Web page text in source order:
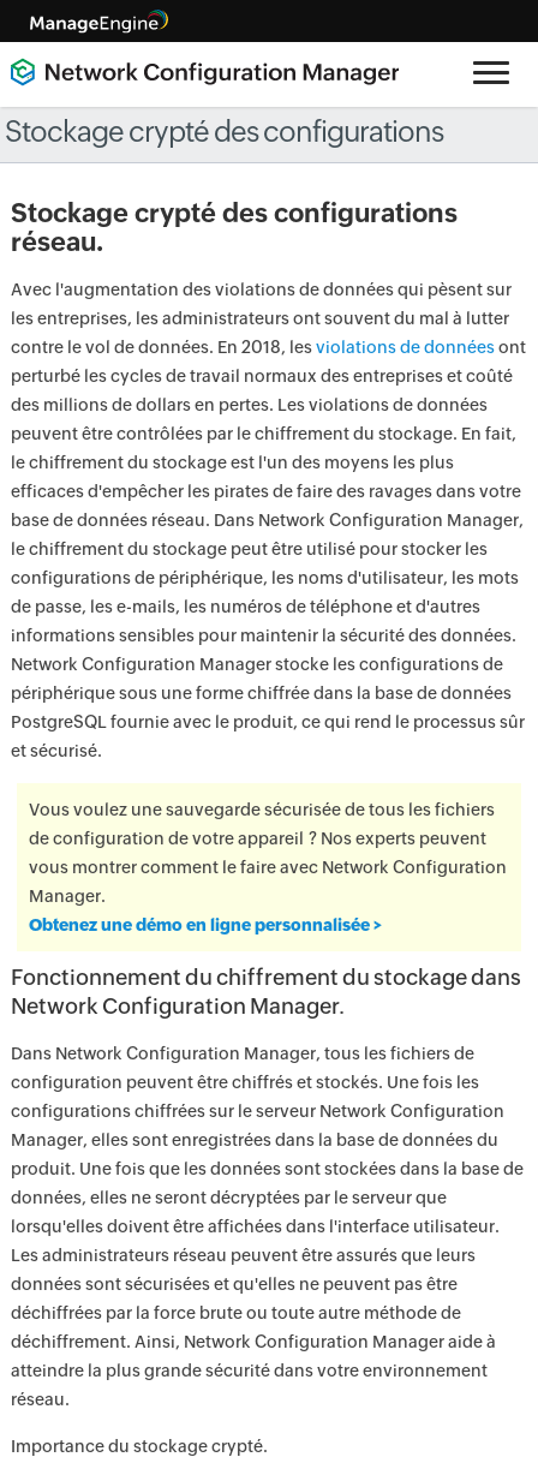
Stockage crypté des configurations
Stockage crypté des configurations
réseau.
Avec l'augmentation des violations de données qui pèsent sur
les entreprises, les administrateurs ont souvent du mal à lutter
contre le vol de données. En 2018, lesviolations de donnéesont
perturbé les cycles de travail normaux des entreprises et coûté
des millions de dollars en pertes. Les violations de données
peuvent être contrôlées par le chiffrement du stockage. En fait,
le chiffrement du stockage est l'un des moyens les plus
efficaces d'empêcher les pirates de faire des ravages dans votre
base de données réseau. Dans Network Configuration Manager,
le chiffrement du stockage peut être utilisé pour stocker les
configurations de périphérique, les noms d'utilisateur, les mots
de passe, les e-mails, les numéros de téléphone et d'autres
informations sensibles pour maintenir la sécurité des données.
Network Configuration Manager stocke les configurations de
périphérique sous une forme chiffrée dans la base de données
PostgreSQL fournie avec le produit, ce qui rend le processus sûr
et sécurisé.
Vous voulez une sauvegarde sécurisée de tous les fichiers
de configuration de votre appareil ? Nos experts peuvent
vous montrer comment le faire avec Network Configuration
Manager.
Obtenez une démo en ligne personnalisée >
Fonctionnement du chiffrement du stockage dans
Network Configuration Manager.
Dans Network Configuration Manager, tous les fichiers de
configuration peuvent être chiffrés et stockés. Une fois les
configurations chiffrées sur le serveur Network Configuration
Manager, elles sont enregistrées dans la base de données du
produit. Une fois que les données sont stockées dans la base de
données, elles ne seront décryptées par le serveur que
lorsqu'elles doivent être affichées dans l'interface utilisateur.
Les administrateurs réseau peuvent être assurés que leurs
données sont sécurisées et qu'elles ne peuvent pas être
déchiffrées par la force brute ou toute autre méthode de
déchiffrement. Ainsi, Network Configuration Manager aide à
atteindre la plus grande sécurité dans votre environnement
réseau.
Importance du stockage crypté.